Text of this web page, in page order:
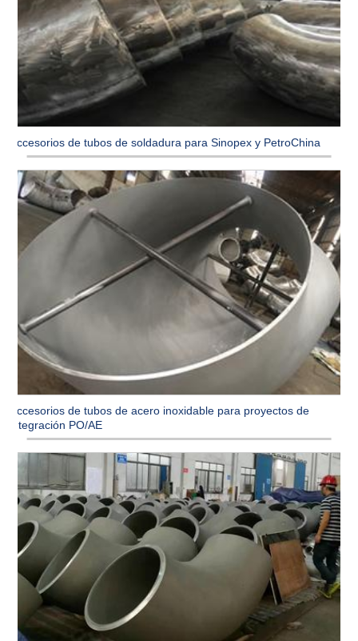
Accesorios de tubos de soldadura para Sinopex y PetroChina
Accesorios de tubos de acero inoxidable para proyectos de
integración PO/AE